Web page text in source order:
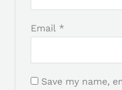
Email *
Save my name,